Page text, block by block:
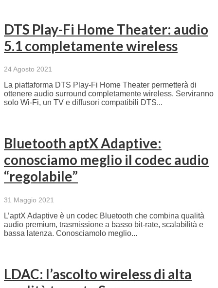
DTS Play-Fi Home Theater: audio
5.1 completamente wireless
24 Agosto 2021
La piattaforma DTS Play-Fi Home Theater permetterà di
ottenere audio surround completamente wireless. Serviranno
solo Wi-Fi, un TV e diffusori compatibili DTS...
Bluetooth aptX Adaptive:
conosciamo meglio il codec audio
“regolabile”
31 Maggio 2021
L’aptX Adaptive è un codec Bluetooth che combina qualità
audio premium, trasmissione a basso bit-rate, scalabilità e
bassa latenza. Conosciamolo meglio...
LDAC: l’ascolto wireless di alta